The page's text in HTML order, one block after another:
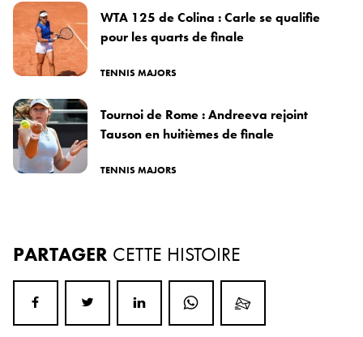
WTA 125 de Colina : Carle se qualifie
pour les quarts de finale
TENNIS MAJORS
Tournoi de Rome : Andreeva rejoint
Tauson en huitièmes de finale
TENNIS MAJORS
PARTAGER CETTE HISTOIRE